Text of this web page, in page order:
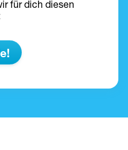
für dich diesen